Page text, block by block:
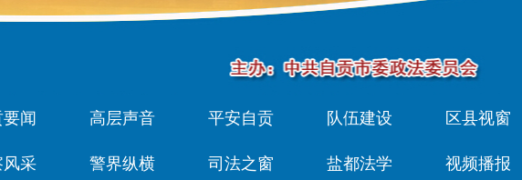
闻 高层声音 平安自贡 队伍建设 区县视窗
风采 警界纵横 司法之窗 盐都法学 视频播报